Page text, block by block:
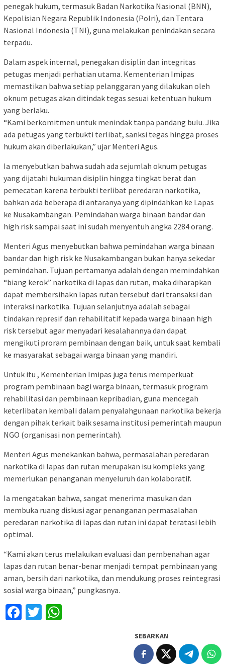
penegak hukum, termasuk Badan Narkotika Nasional (BNN),
Kepolisian Negara Republik Indonesia (Polri), dan Tentara
Nasional Indonesia (TNI), guna melakukan penindakan secara
terpadu.
Dalam aspek internal, penegakan disiplin dan integritas
petugas menjadi perhatian utama. Kementerian Imipas
memastikan bahwa setiap pelanggaran yang dilakukan oleh
oknum petugas akan ditindak tegas sesuai ketentuan hukum
yang berlaku.
“Kami berkomitmen untuk menindak tanpa pandang bulu. Jika
ada petugas yang terbukti terlibat, sanksi tegas hingga proses
hukum akan diberlakukan,” ujar Menteri Agus.
Ia menyebutkan bahwa sudah ada sejumlah oknum petugas
yang dijatahi hukuman disiplin hingga tingkat berat dan
pemecatan karena terbukti terlibat peredaran narkotika,
bahkan ada beberapa di antaranya yang dipindahkan ke Lapas
ke Nusakambangan. Pemindahan warga binaan bandar dan
high risk sampai saat ini sudah menyentuh angka 2284 orang.
Menteri Agus menyebutkan bahwa pemindahan warga binaan
bandar dan high risk ke Nusakambangan bukan hanya sekedar
pemindahan. Tujuan pertamanya adalah dengan memindahkan
“biang kerok” narkotika di lapas dan rutan, maka diharapkan
dapat membersihakn lapas rutan tersebut dari transaksi dan
interaksi narkotika. Tujuan selanjutnya adalah sebagai
tindakan represif dan rehabilitatif kepada warga binaan high
risk tersebut agar menyadari kesalahannya dan dapat
mengikuti proram pembinaan dengan baik, untuk saat kembali
ke masyarakat sebagai warga binaan yang mandiri.
Untuk itu , Kementerian Imipas juga terus memperkuat
program pembinaan bagi warga binaan, termasuk program
rehabilitasi dan pembinaan kepribadian, guna mencegah
keterlibatan kembali dalam penyalahgunaan narkotika bekerja
dengan pihak terkait baik sesama institusi pemerintah maupun
NGO (organisasi non pemerintah).
Menteri Agus menekankan bahwa, permasalahan peredaran
narkotika di lapas dan rutan merupakan isu kompleks yang
memerlukan penanganan menyeluruh dan kolaboratif.
Ia mengatakan bahwa, sangat menerima masukan dan
membuka ruang diskusi agar penanganan permasalahan
peredaran narkotika di lapas dan rutan ini dapat teratasi lebih
optimal.
“Kami akan terus melakukan evaluasi dan pembenahan agar
lapas dan rutan benar-benar menjadi tempat pembinaan yang
aman, bersih dari narkotika, dan mendukung proses reintegrasi
sosial warga binaan,” pungkasnya.
Facebook
Twitter
SEBARKAN